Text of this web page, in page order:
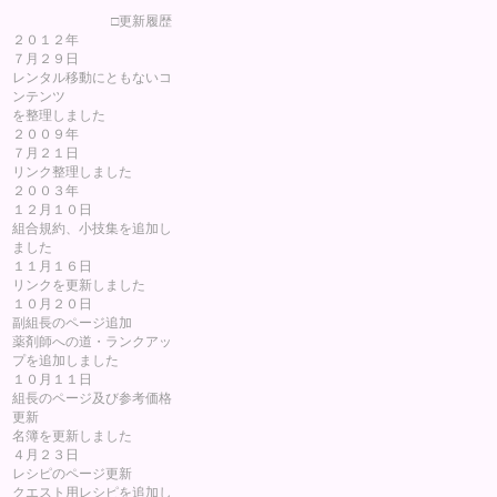
□更新履歴
２０１２年
７月２９日
レンタル移動にともないコ
ンテンツ
を整理しました
２００９年
７月２１日
リンク整理しました
２００３年
１２月１０日
組合規約、小技集を追加し
ました
１１月１６日
リンクを更新しました
１０月２０日
副組長のページ追加
薬剤師への道・ランクアッ
プを追加しました
１０月１１日
組長のページ及び参考価格
更新
名簿を更新しました
４月２３日
レシピのページ更新
クエスト用レシピを追加し